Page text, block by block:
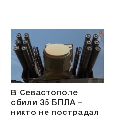
В Севастополе
сбили 35 БПЛА –
никто не пострадал